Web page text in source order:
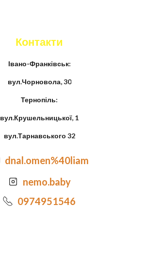
Контакти
Івано-Франківськ:
вул.Чорновола, 30
Тернопіль:
вул.Крушельницької, 1
вул.Тарнавського 32
dnal.omen%40liam
nemo.baby
0974951546